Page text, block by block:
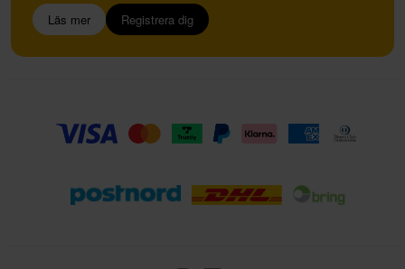
Läs mer Registrera dig